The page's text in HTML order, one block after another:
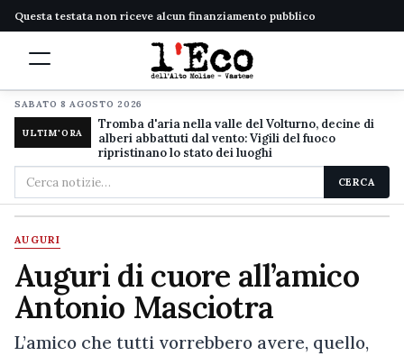
Questa testata non riceve alcun finanziamento pubblico
SABATO 8 AGOSTO 2026
ULTIM'ORA
Tromba d'aria nella valle del Volturno, decine di
alberi abbattuti dal vento: Vigili del fuoco
ripristinano lo stato dei luoghi
Cerca
nel
sito
CERCA
AUGURI
Auguri di cuore all’amico
Antonio Masciotra
L’amico che tutti vorrebbero avere, quello,